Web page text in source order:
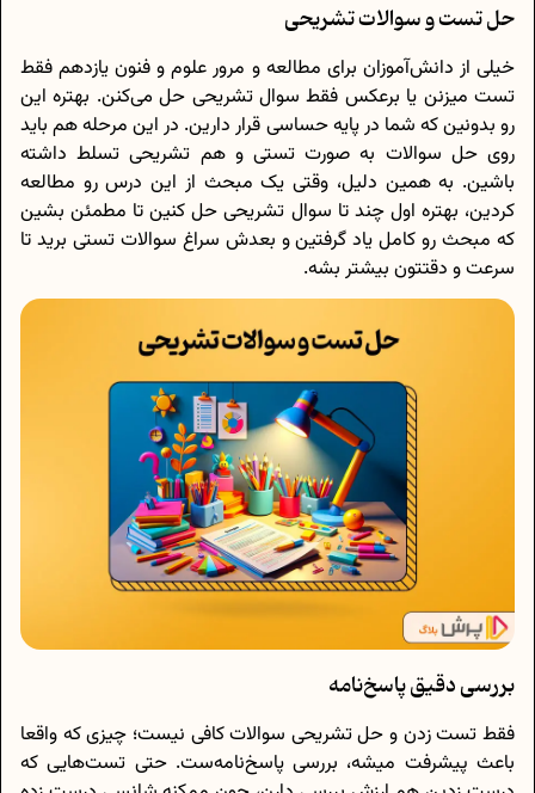
حل تست و سوالات تشریحی
خیلی از دانش‌آموزان برای مطالعه و مرور علوم و فنون یازدهم فقط
تست میزنن یا برعکس فقط سوال تشریحی حل می‌کنن. بهتره این
رو بدونین که شما در پایه حساسی قرار دارین. در این مرحله هم باید
روی حل سوالات به صورت تستی و هم تشریحی تسلط داشته
باشین. به همین دلیل، وقتی یک مبحث از این درس رو مطالعه
کردین، بهتره اول چند تا سوال تشریحی حل کنین تا مطمئن بشین
که مبحث رو کامل یاد گرفتین و بعدش سراغ سوالات تستی برید تا
سرعت و دقتتون بیشتر بشه.
بررسی دقیق پاسخ‌نامه
فقط تست زدن و حل تشریحی سوالات کافی نیست؛ چیزی که واقعا
باعث پیشرفت میشه، بررسی پاسخ‌نامه‌ست. حتی تست‌هایی که